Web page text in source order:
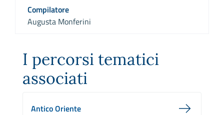
Compilatore
Augusta Monferini
I percorsi tematici
associati
Antico Oriente